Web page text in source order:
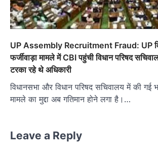
UP Assembly Recruitment Fraud: UP
फर्जीवाड़ा मामले में CBI पहुंची विधान परिषद
टरका रहे थे अधिकारी
विधानसभा और विधान परिषद सचिवालय में की गई
मामले का मुद्दा अब गतिमान होने लगा है।…
Leave a Reply